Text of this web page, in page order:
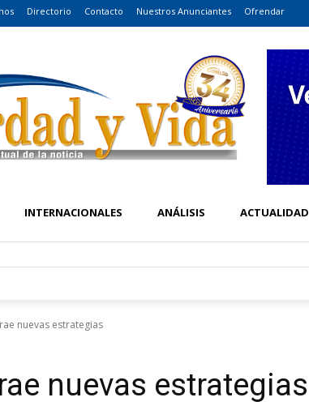
Directorio Contacto Nuestros Anunciantes Ofrendar
INTERNACIONALES ANÁLISIS ACTUALIDAD
nuevas estrategias
nuevas estrategias